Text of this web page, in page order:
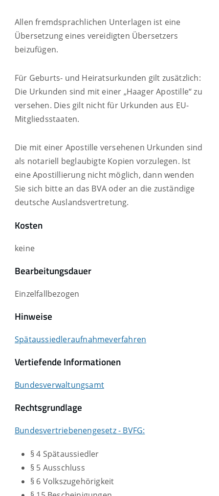
Allen fremdsprachlichen Unterlagen ist eine
Übersetzung eines vereidigten Übersetzers
beizufügen.
Für Geburts- und Heiratsurkunden gilt zusätzlich:
Die Urkunden sind mit einer „Haager Apostille“ zu
versehen. Dies gilt nicht für Urkunden aus EU-
Mitgliedsstaaten.
Die mit einer Apostille versehenen Urkunden sind
als notariell beglaubigte Kopien vorzulegen. Ist
eine Apostillierung nicht möglich, dann wenden
Sie sich bitte an das BVA oder an die zuständige
deutsche Auslandsvertretung.
Kosten
keine
Bearbeitungsdauer
Einzelfallbezogen
Hinweise
Spätaussiedleraufnahmeverfahren
Vertiefende Informationen
Bundesverwaltungsamt
Rechtsgrundlage
Bundesvertriebenengesetz - BVFG:
§ 4 Spätaussiedler
§ 5 Ausschluss
§ 6 Volkszugehörigkeit